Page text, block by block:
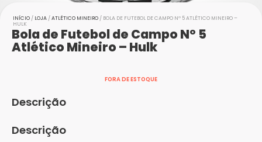
INÍCIO / LOJA /ATLÉTICO MINEIRO / BOLA DE FUTEBOL DE CAMPO Nº 5 ATLÉTICO MINEIRO –
HULK
Bola de Futebol de Campo Nº 5
Atlético Mineiro – Hulk
FORA DE ESTOQUE
Descrição
Descrição